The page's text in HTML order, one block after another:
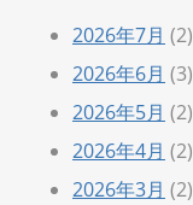
2026年7月 (2)
2026年6月 (3)
2026年5月 (2)
2026年4月 (2)
2026年3月 (2)